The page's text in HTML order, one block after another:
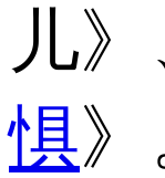
儿
惧